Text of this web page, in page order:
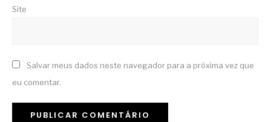
Site
Salvar meus dados neste navegador para a próxima vez que
eu comentar.